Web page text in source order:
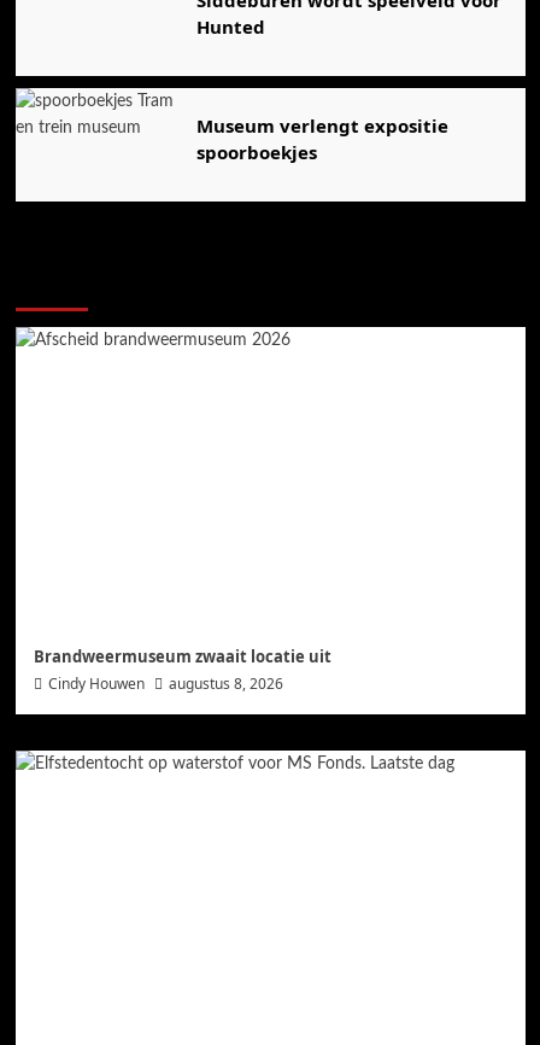
Hunted
Museum verlengt expositie
spoorboekjes
Brandweermuseum zwaait locatie uit
Cindy Houwen augustus 8, 2026